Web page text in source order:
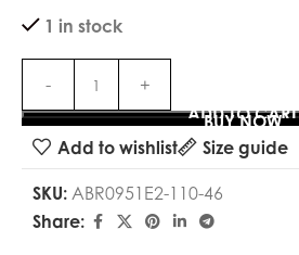
1 in stock
ADD TO CART
BUY NOW
Add to wishlist
Size guide
SKU: ABR0951E2-110-46
Share: